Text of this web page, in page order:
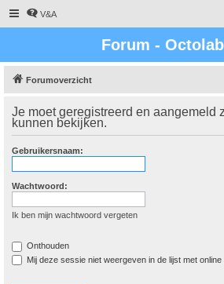
V&A
Forum -
Forumoverzicht
Je moet geregistreerd en aangemeld
kunnen bekijken.
Gebruikersnaam:
Wachtwoord:
Ik ben mijn wachtwoord vergeten
Onthouden
Mij deze sessie niet weergeven in de lijst met